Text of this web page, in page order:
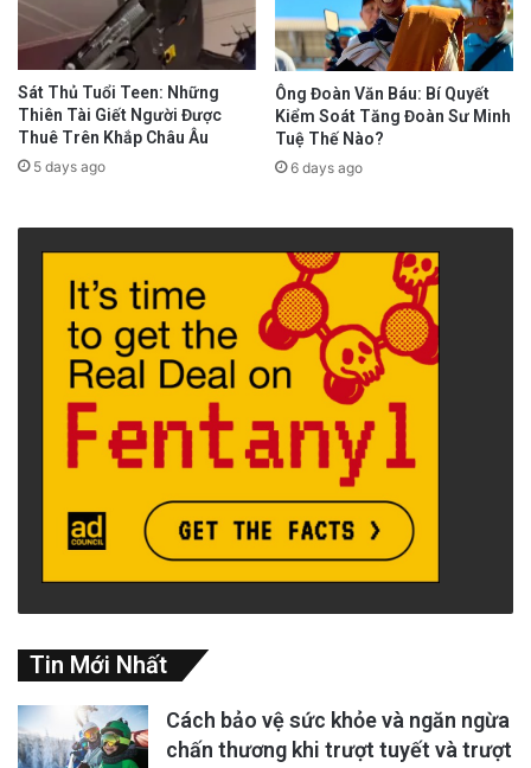
Sát Thủ Tuổi Teen: Những
Thiên Tài Giết Người Được
Thuê Trên Khắp Châu Âu
5 days ago
Ông Đoàn Văn Báu: Bí Quyết
Kiểm Soát Tăng Đoàn Sư Minh
Tuệ Thế Nào?
6 days ago
Tin Mới Nhất
Cách bảo vệ sức khỏe và ngăn ngừa
chấn thương khi trượt tuyết và trượt